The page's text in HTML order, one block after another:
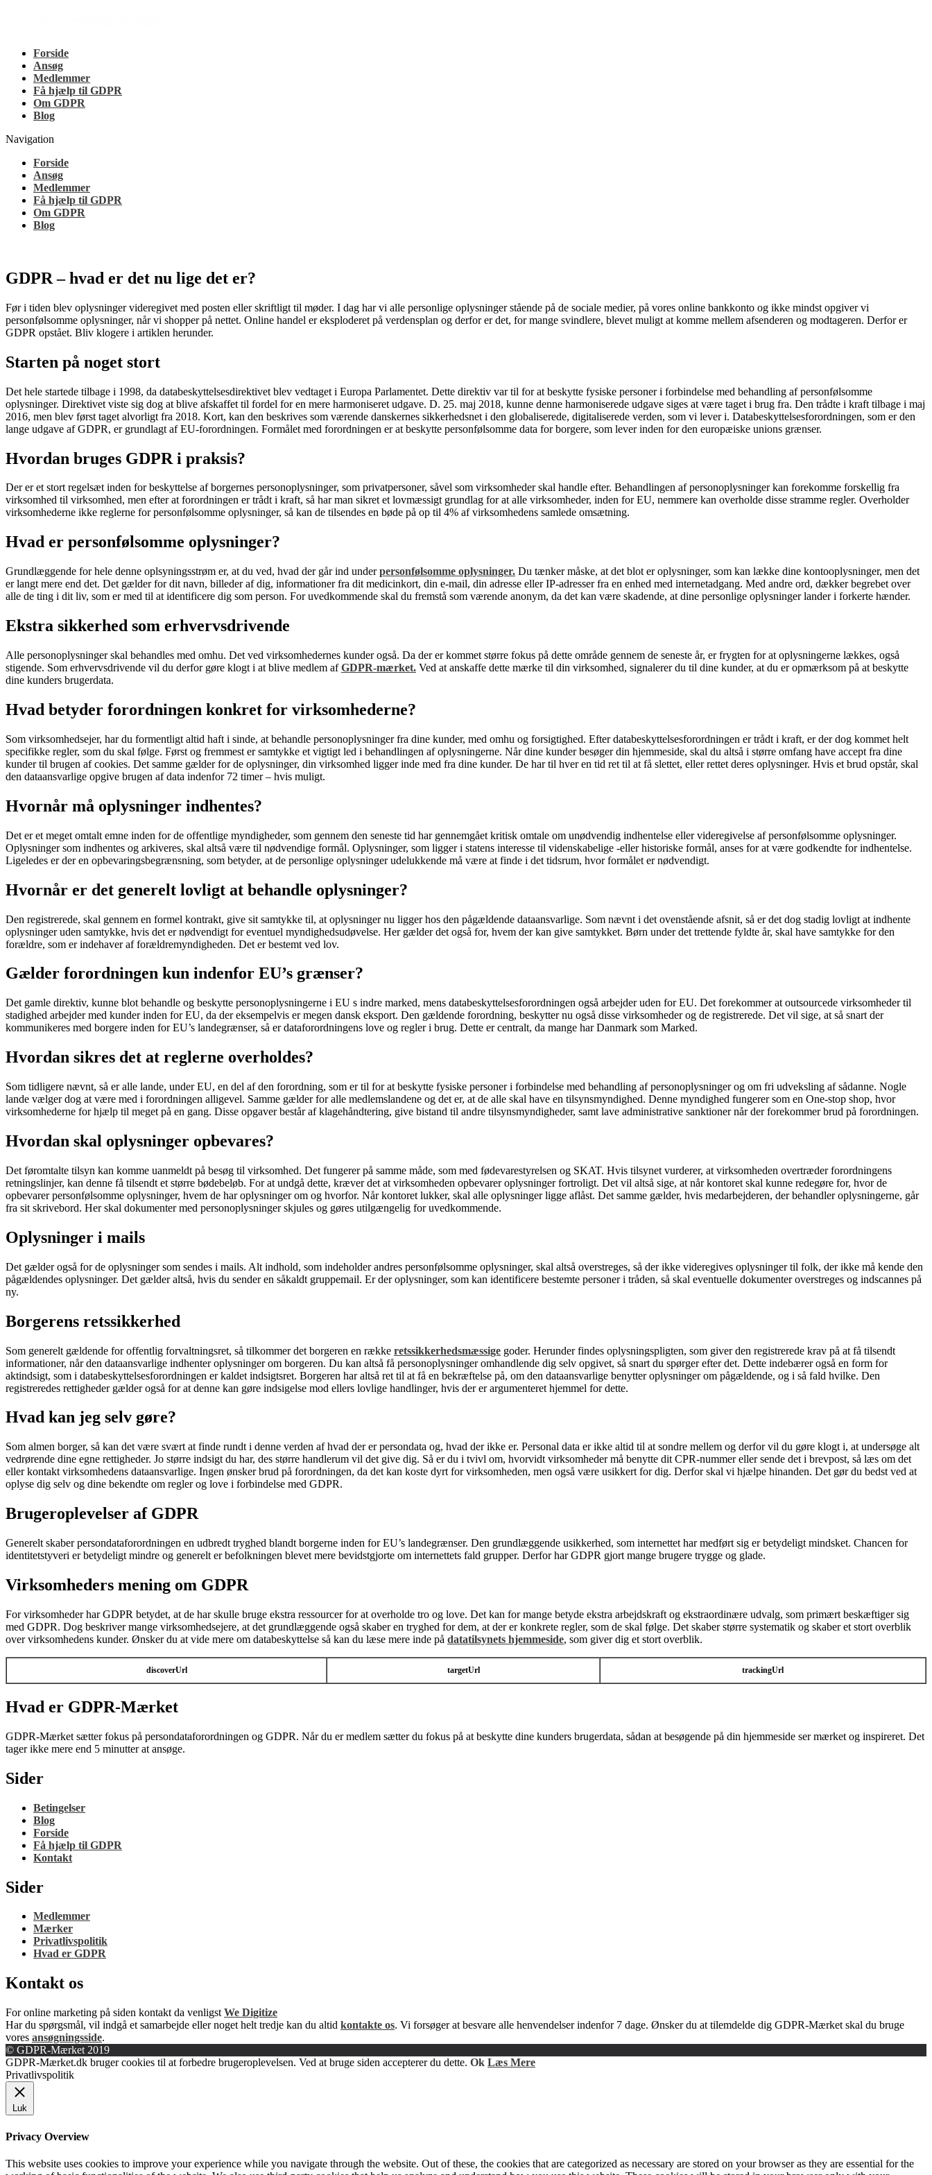
GDPR-Mærket.dk
Vis dine kunder at du støtter GDPR-Mærket
Forside
Ansøg
Medlemmer
Få hjælp til GDPR
Om GDPR
Blog
Navigation
Forside
Ansøg
Medlemmer
Få hjælp til GDPR
Om GDPR
Blog
GDPR – hvad er det nu lige det er?
Før i tiden blev oplysninger videregivet med posten eller skriftligt til møder. I dag har vi alle personlige oplysninger stående på de sociale medier, på vores online bankkonto og ikke mindst opgiver vi
personfølsomme oplysninger, når vi shopper på nettet. Online handel er eksploderet på verdensplan og derfor er det, for mange svindlere, blevet muligt at komme mellem afsenderen og modtageren. Derfor er
GDPR opstået. Bliv klogere i artiklen herunder.
Starten på noget stort
Det hele startede tilbage i 1998, da databeskyttelsesdirektivet blev vedtaget i Europa Parlamentet. Dette direktiv var til for at beskytte fysiske personer i forbindelse med behandling af personfølsomme
oplysninger. Direktivet viste sig dog at blive afskaffet til fordel for en mere harmoniseret udgave. D. 25. maj 2018, kunne denne harmoniserede udgave siges at være taget i brug fra. Den trådte i kraft tilbage i maj
2016, men blev først taget alvorligt fra 2018. Kort, kan den beskrives som værende danskernes sikkerhedsnet i den globaliserede, digitaliserede verden, som vi lever i. Databeskyttelsesforordningen, som er den
lange udgave af GDPR, er grundlagt af EU-forordningen. Formålet med forordningen er at beskytte personfølsomme data for borgere, som lever inden for den europæiske unions grænser.
Hvordan bruges GDPR i praksis?
Der er et stort regelsæt inden for beskyttelse af borgernes personoplysninger, som privatpersoner, såvel som virksomheder skal handle efter. Behandlingen af personoplysninger kan forekomme forskellig fra
virksomhed til virksomhed, men efter at forordningen er trådt i kraft, så har man sikret et lovmæssigt grundlag for at alle virksomheder, inden for EU, nemmere kan overholde disse stramme regler. Overholder
virksomhederne ikke reglerne for personfølsomme oplysninger, så kan de tilsendes en bøde på op til 4% af virksomhedens samlede omsætning.
Hvad er personfølsomme oplysninger?
Grundlæggende for hele denne oplsyningsstrøm er, at du ved, hvad der går ind underpersonfølsomme oplysninger. Du tænker måske, at det blot er oplysninger, som kan lække dine kontooplysninger, men det
er langt mere end det. Det gælder for dit navn, billeder af dig, informationer fra dit medicinkort, din e-mail, din adresse eller IP-adresser fra en enhed med internetadgang. Med andre ord, dækker begrebet over
alle de ting i dit liv, som er med til at identificere dig som person. For uvedkommende skal du fremstå som værende anonym, da det kan være skadende, at dine personlige oplysninger lander i forkerte hænder.
Ekstra sikkerhed som erhvervsdrivende
Alle personoplysninger skal behandles med omhu. Det ved virksomhedernes kunder også. Da der er kommet større fokus på dette område gennem de seneste år, er frygten for at oplysningerne lækkes, også
stigende. Som erhvervsdrivende vil du derfor gøre klogt i at blive medlem afGDPR-mærket. Ved at anskaffe dette mærke til din virksomhed, signalerer du til dine kunder, at du er opmærksom på at beskytte
dine kunders brugerdata.
Hvad betyder forordningen konkret for virksomhederne?
Som virksomhedsejer, har du formentligt altid haft i sinde, at behandle personoplysninger fra dine kunder, med omhu og forsigtighed. Efter databeskyttelsesforordningen er trådt i kraft, er der dog kommet helt
specifikke regler, som du skal følge. Først og fremmest er samtykke et vigtigt led i behandlingen af oplysningerne. Når dine kunder besøger din hjemmeside, skal du altså i større omfang have accept fra dine
kunder til brugen af cookies. Det samme gælder for de oplysninger, din virksomhed ligger inde med fra dine kunder. De har til hver en tid ret til at få slettet, eller rettet deres oplysninger. Hvis et brud opstår, skal
den dataansvarlige opgive brugen af data indenfor 72 timer – hvis muligt.
Hvornår må oplysninger indhentes?
Det er et meget omtalt emne inden for de offentlige myndigheder, som gennem den seneste tid har gennemgået kritisk omtale om unødvendig indhentelse eller videregivelse af personfølsomme oplysninger.
Oplysninger som indhentes og arkiveres, skal altså være til nødvendige formål. Oplysninger, som ligger i statens interesse til videnskabelige -eller historiske formål, anses for at være godkendte for indhentelse.
Ligeledes er der en opbevaringsbegrænsning, som betyder, at de personlige oplysninger udelukkende må være at finde i det tidsrum, hvor formålet er nødvendigt.
Hvornår er det generelt lovligt at behandle oplysninger?
Den registrerede, skal gennem en formel kontrakt, give sit samtykke til, at oplysninger nu ligger hos den pågældende dataansvarlige. Som nævnt i det ovenstående afsnit, så er det dog stadig lovligt at indhente
oplysninger uden samtykke, hvis det er nødvendigt for eventuel myndighedsudøvelse. Her gælder det også for, hvem der kan give samtykket. Børn under det trettende fyldte år, skal have samtykke for den
forældre, som er indehaver af forældremyndigheden. Det er bestemt ved lov.
Gælder forordningen kun indenfor EU’s grænser?
Det gamle direktiv, kunne blot behandle og beskytte personoplysningerne i EU s indre marked, mens databeskyttelsesforordningen også arbejder uden for EU. Det forekommer at outsourcede virksomheder til
stadighed arbejder med kunder inden for EU, da der eksempelvis er megen dansk eksport. Den gældende forordning, beskytter nu også disse virksomheder og de registrerede. Det vil sige, at så snart der
kommunikeres med borgere inden for EU’s landegrænser, så er dataforordningens love og regler i brug. Dette er centralt, da mange har Danmark som Marked.
Hvordan sikres det at reglerne overholdes?
Som tidligere nævnt, så er alle lande, under EU, en del af den forordning, som er til for at beskytte fysiske personer i forbindelse med behandling af personoplysninger og om fri udveksling af sådanne. Nogle
lande vælger dog at være med i forordningen alligevel. Samme gælder for alle medlemslandene og det er, at de alle skal have en tilsynsmyndighed. Denne myndighed fungerer som en One-stop shop, hvor
virksomhederne for hjælp til meget på en gang. Disse opgaver består af klagehåndtering, give bistand til andre tilsynsmyndigheder, samt lave administrative sanktioner når der forekommer brud på forordningen.
Hvordan skal oplysninger opbevares?
Det føromtalte tilsyn kan komme uanmeldt på besøg til virksomhed. Det fungerer på samme måde, som med fødevarestyrelsen og SKAT. Hvis tilsynet vurderer, at virksomheden overtræder forordningens
retningslinjer, kan denne få tilsendt et større bødebeløb. For at undgå dette, kræver det at virksomheden opbevarer oplysninger fortroligt. Det vil altså sige, at når kontoret skal kunne redegøre for, hvor de
opbevarer personfølsomme oplysninger, hvem de har oplysninger om og hvorfor. Når kontoret lukker, skal alle oplysninger ligge aflåst. Det samme gælder, hvis medarbejderen, der behandler oplysningerne, går
fra sit skrivebord. Her skal dokumenter med personoplysninger skjules og gøres utilgængelig for uvedkommende.
Oplysninger i mails
Det gælder også for de oplysninger som sendes i mails. Alt indhold, som indeholder andres personfølsomme oplysninger, skal altså overstreges, så der ikke videregives oplysninger til folk, der ikke må kende den
pågældendes oplysninger. Det gælder altså, hvis du sender en såkaldt gruppemail. Er der oplysninger, som kan identificere bestemte personer i tråden, så skal eventuelle dokumenter overstreges og indscannes på
ny.
Borgerens retssikkerhed
Som generelt gældende for offentlig forvaltningsret, så tilkommer det borgeren en række retssikkerhedsmæssige goder. Herunder findes oplysningspligten, som giver den registrerede krav på at få tilsendt
informationer, når den dataansvarlige indhenter oplysninger om borgeren. Du kan altså få personoplysninger omhandlende dig selv opgivet, så snart du spørger efter det. Dette indebærer også en form for
aktindsigt, som i databeskyttelsesforordningen er kaldet indsigtsret. Borgeren har altså ret til at få en bekræftelse på, om den dataansvarlige benytter oplysninger om pågældende, og i så fald hvilke. Den
registreredes rettigheder gælder også for at denne kan gøre indsigelse mod ellers lovlige handlinger, hvis der er argumenteret hjemmel for dette.
Hvad kan jeg selv gøre?
Som almen borger, så kan det være svært at finde rundt i denne verden af hvad der er persondata og, hvad der ikke er. Personal data er ikke altid til at sondre mellem og derfor vil du gøre klogt i, at undersøge alt
vedrørende dine egne rettigheder. Jo større indsigt du har, des større handlerum vil det give dig. Så er du i tvivl om, hvorvidt virksomheder må benytte dit CPR-nummer eller sende det i brevpost, så læs om det
eller kontakt virksomhedens dataansvarlige. Ingen ønsker brud på forordningen, da det kan koste dyrt for virksomheden, men også være usikkert for dig. Derfor skal vi hjælpe hinanden. Det gør du bedst ved at
oplyse dig selv og dine bekendte om regler og love i forbindelse med GDPR.
Brugeroplevelser af GDPR
Generelt skaber persondataforordningen en udbredt tryghed blandt borgerne inden for EU’s landegrænser. Den grundlæggende usikkerhed, som internettet har medført sig er betydeligt mindsket. Chancen for
identitetstyveri er betydeligt mindre og generelt er befolkningen blevet mere bevidstgjorte om internettets fald grupper. Derfor har GDPR gjort mange brugere trygge og glade.
Virksomheders mening om GDPR
For virksomheder har GDPR betydet, at de har skulle bruge ekstra ressourcer for at overholde tro og love. Det kan for mange betyde ekstra arbejdskraft og ekstraordinære udvalg, som primært beskæftiger sig
med GDPR. Dog beskriver mange virksomhedsejere, at det grundlæggende også skaber en tryghed for dem, at der er konkrete regler, som de skal følge. Det skaber større systematik og skaber et stort overblik
over virksomhedens kunder. Ønsker du at vide mere om databeskyttelse så kan du læse mere inde på datatilsynets hjemmeside, som giver dig et stort overblik.
discoverUrl targetUrl trackingUrl
Hvad er GDPR-Mærket
GDPR-Mærket sætter fokus på persondataforordningen og GDPR. Når du er medlem sætter du fokus på at beskytte dine kunders brugerdata, sådan at besøgende på din hjemmeside ser mærket og inspireret. Det
tager ikke mere end 5 minutter at ansøge.
Sider
Betingelser
Blog
Forside
Få hjælp til GDPR
Kontakt
Sider
Medlemmer
Mærker
Privatlivspolitik
Hvad er GDPR
Kontakt os
For online marketing på siden kontakt da venligst We Digitize
Har du spørgsmål, vil indgå et samarbejde eller noget helt tredje kan du altid kontakte os. Vi forsøger at besvare alle henvendelser indenfor 7 dage. Ønsker du at tilemdelde dig GDPR-Mærket skal du bruge
vores ansøgningsside.
© GDPR-Mærket 2019
GDPR-Mærket.dk bruger cookies til at forbedre brugeroplevelsen. Ved at bruge siden accepterer du dette. Ok Læs Mere
Privatlivspolitik
Luk
Privacy Overview
This website uses cookies to improve your experience while you navigate through the website. Out of these, the cookies that are categorized as necessary are stored on your browser as they are essential for the